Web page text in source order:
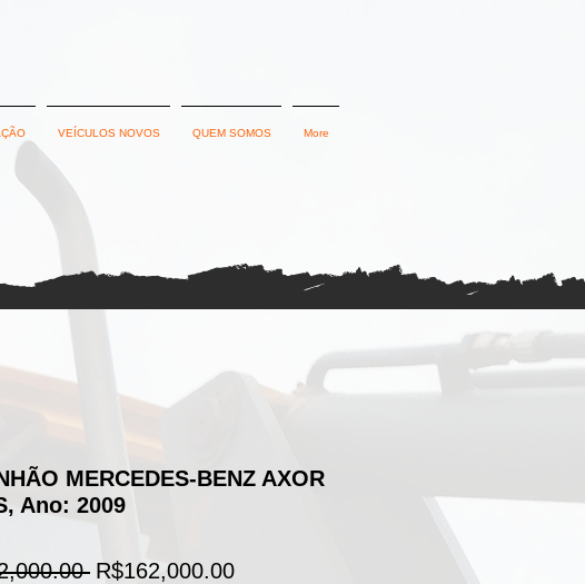
VEÍCULOS NOVOS QUEM SOMOS More
MERCEDES-BENZ AXOR
Ano: 2009
Regular
R$162,000.00Sale